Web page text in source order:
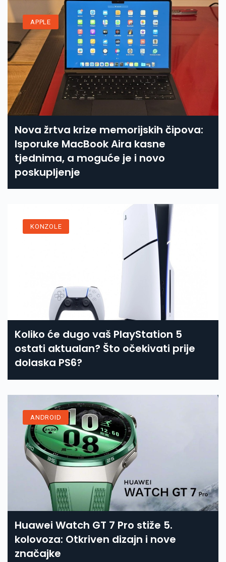
APPLE
Nova žrtva krize memorijskih čipova:
Isporuke MacBook Aira kasne
tjednima, a moguće je i novo
poskupljenje
KONZOLE
Koliko će dugo vaš PlayStation 5
ostati aktualan? Što očekivati prije
dolaska PS6?
ANDROID
Huawei Watch GT 7 Pro stiže 5.
kolovoza: Otkriven dizajn i nove
značajke